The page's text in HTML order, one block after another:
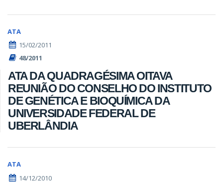
ATA
15/02/2011
48/2011
ATA DA QUADRAGÉSIMA OITAVA
REUNIÃO DO CONSELHO DO INSTITUTO
DE GENÉTICA E BIOQUÍMICA DA
UNIVERSIDADE FEDERAL DE
UBERLÂNDIA
ATA
14/12/2010